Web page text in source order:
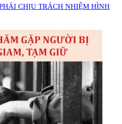
CHỊU TRÁCH NHIỆM HÌNH